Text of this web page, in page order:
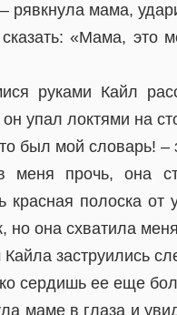
рявкнула мама,
«Мама, это
руками Кайл
упал локтями на
был мой словарь! –
меня прочь, она
красная полоска
но она схватила
заструились
сердишь ее еще
маме в глаза и